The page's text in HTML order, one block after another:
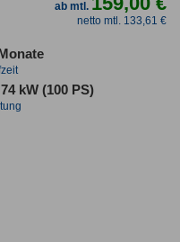
ab mtl.
netto mtl. 133,61 €
kW (100 PS)